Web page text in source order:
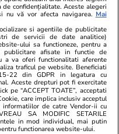
confidențialitate. Aceste alegeri
nu vă vor afecta navigarea. Mai
si agentiile de publicitate
de servicii de date analitice)
ului sa functioneze, pentru a
publicitare afisate in functie de
a va oferi functionalitati aferente
traficul pe website. Beneficiati
22 din GDPR in legatura cu
Aceste drepturi pot fi exercitate
pe “ACCEPT TOATE”, acceptati
care implica inclusiv acceptul
informatiilor de catre Vendor-ii cu
SA MODIFIC SETARILE
in mod individual, mai putin
functionarea website-ului.